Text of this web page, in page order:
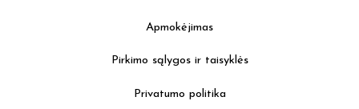
Apmokėjimas
Pirkimo sąlygos ir taisyklės
Privatumo politika